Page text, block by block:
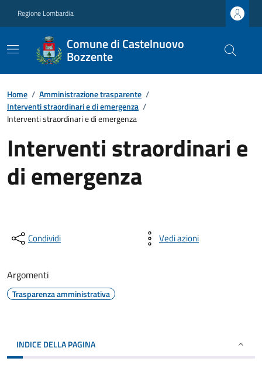
Regione Lombardia
Comune di Castelnuovo
Bozzente
Home / Amministrazione trasparente /
Interventi straordinari e di emergenza /
Interventi straordinari e di emergenza
Interventi straordinari e
di emergenza
Condividi Vedi azioni
Argomenti
Trasparenza amministrativa
INDICE DELLA PAGINA